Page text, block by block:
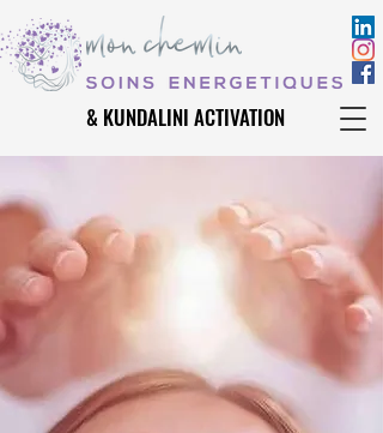
& KUNDALINI ACTIVATION
& KUNDALINI ACTIVATION